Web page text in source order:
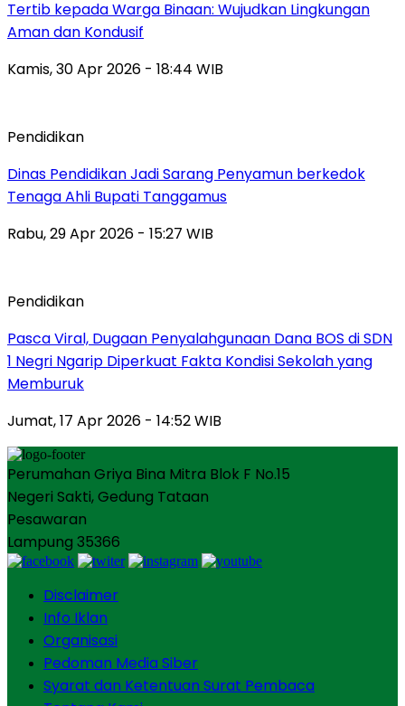
Tertib kepada Warga Binaan: Wujudkan Lingkungan
Aman dan Kondusif
Kamis, 30 Apr 2026 - 18:44 WIB
Pendidikan
Dinas Pendidikan Jadi Sarang Penyamun berkedok
Tenaga Ahli Bupati Tanggamus
Rabu, 29 Apr 2026 - 15:27 WIB
Pendidikan
Pasca Viral, Dugaan Penyalahgunaan Dana BOS di SDN
1 Negri Ngarip Diperkuat Fakta Kondisi Sekolah yang
Memburuk
Jumat, 17 Apr 2026 - 14:52 WIB
Perumahan Griya Bina Mitra Blok F No.15
Negeri Sakti, Gedung Tataan
Pesawaran
Lampung 35366
Disclaimer
Info Iklan
Organisasi
Pedoman Media Siber
Syarat dan Ketentuan Surat Pembaca